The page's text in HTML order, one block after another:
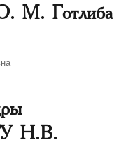
М. Готлиба
Н.В.